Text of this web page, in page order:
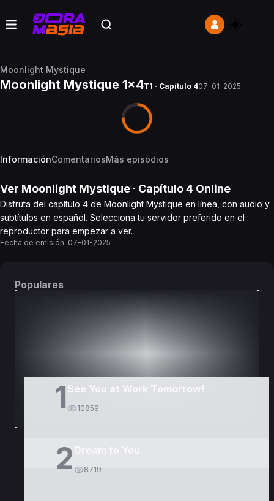
Moonlight Mystique
Moonlight Mystique 1x4T1 · Capítulo 407-01-2025
InformaciónComentariosMás episodios
Ver Moonlight Mystique · Capítulo4 Online
Disfruta del capítulo 4 de Moonlight Mystique en línea, con audio y
subtítulos en español. Selecciona tu servidor preferido en el
reproductor para empezar a ver.
Fecha de emisión: 07-01-2025
Populares
1 See You at Work Tomorrow!
10859
2 8719